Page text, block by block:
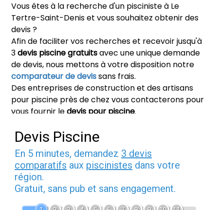
Vous êtes à la recherche d'un pisciniste à Le
Tertre-Saint-Denis et vous souhaitez obtenir des
devis ?
Afin de faciliter vos recherches et recevoir jusqu'à
3devis piscine gratuitsavec une unique demande
de devis, nous mettons à votre disposition notre
comparateur de devissans frais.
Des entreprises de construction et des artisans
pour piscine près de chez vous contacterons pour
vous fournir ledevis pour piscine.
Devis Piscine
En 5 minutes, demandez 3 devis
comparatifs aux piscinistes dans votre
région.
Gratuit, sans pub et sans engagement.